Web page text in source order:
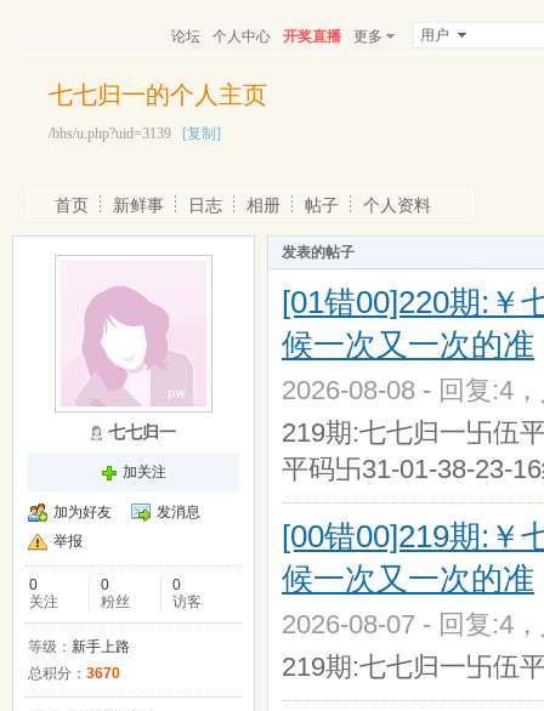
论坛 个人中心 开奖直播 更多 用户
七七归一的个人主页
/bbs/u.php?uid=3139 [复制]
首页 新鲜事 日志 相册 帖子 个人资料
七七归一
加关注
加为好友
发消息
举报
0
关注
0
粉丝
0
访客
等级： 新手上路
总积分： 3670
发表的帖子
[01错00]220期:￥
候一次又一次的准
2026-08-08 - 回复:4
219期:七七归一卐伍
平码卐31-01-38-23-
[00错00]219期:￥
候一次又一次的准
2026-08-07 - 回复:4
219期:七七归一卐伍